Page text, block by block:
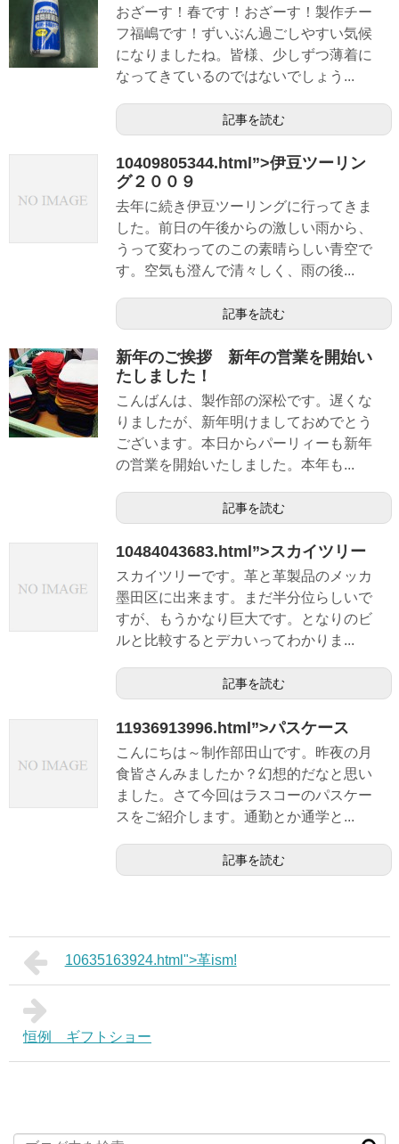
おざーす！春です！おざーす！製作チー
フ福嶋です！ずいぶん過ごしやすい気候
になりましたね。皆様、少しずつ薄着に
なってきているのではないでしょう...
記事を読む
10409805344.html”>伊豆ツーリン
グ２００９
去年に続き伊豆ツーリングに行ってきま
した。前日の午後からの激しい雨から、
うって変わってのこの素晴らしい青空で
す。空気も澄んで清々しく、雨の後...
記事を読む
新年のご挨拶 新年の営業を開始い
たしました！
こんばんは、製作部の深松です。遅くな
りましたが、新年明けましておめでとう
ございます。本日からパーリィーも新年
の営業を開始いたしました。本年も...
記事を読む
10484043683.html”>スカイツリー
スカイツリーです。革と革製品のメッカ
墨田区に出来ます。まだ半分位らしいで
すが、もうかなり巨大です。となりのビ
ルと比較するとデカいってわかりま...
記事を読む
11936913996.html”>パスケース
こんにちは～制作部田山です。昨夜の月
食皆さんみましたか？幻想的だなと思い
ました。さて今回はラスコーのパスケー
スをご紹介します。通勤とか通学と...
記事を読む
10635163924.html">革ism!
恒例 ギフトショー